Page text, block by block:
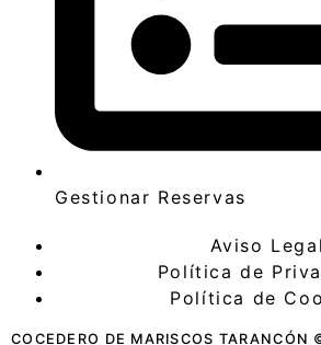
Gestionar Reservas
Aviso Legal
Política de
Política de
COCEDERO DE MARISCOS